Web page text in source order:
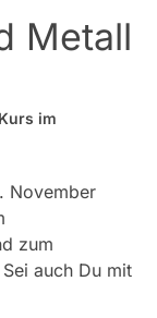
Metall
im
November
zum
auch Du mit